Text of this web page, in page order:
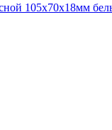
105х70х18мм